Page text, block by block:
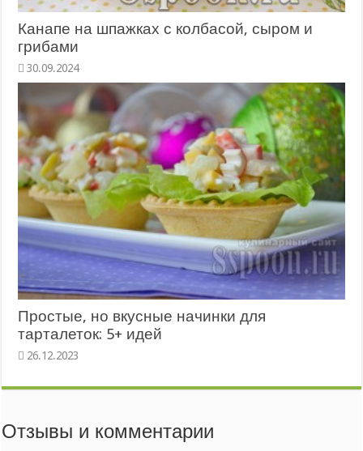
Канапе на шпажках с колбасой, сыром и
грибами
Простые, но вкусные начинки для
тарталеток: 5+ идей
Отзывы и комментарии